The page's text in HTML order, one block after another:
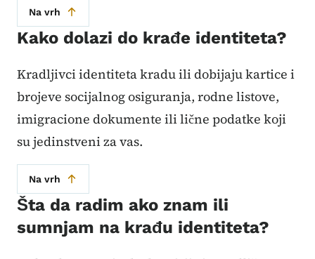
Na vrh
Kako dolazi do krađe identiteta?
Kradljivci identiteta kradu ili dobijaju kartice i
brojeve socijalnog osiguranja, rodne listove,
imigracione dokumente ili lične podatke koji
su jedinstveni za vas.
Na vrh
Šta da radim ako znam ili
sumnjam na krađu identiteta?